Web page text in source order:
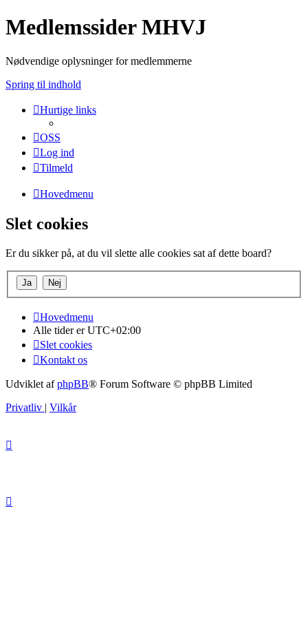
Medlemssider MHVJ
Nødvendige oplysninger for medlemmerne
Spring til indhold
Hurtige links
OSS
Log ind
Tilmeld
Hovedmenu
Slet cookies
Er du sikker på, at du vil slette alle cookies sat af dette board?
Hovedmenu
Alle tider erUTC+02:00
Slet cookies
Kontakt os
Udviklet afphpBB® Forum Software © phpBB Limited
Privatliv | Vilkår